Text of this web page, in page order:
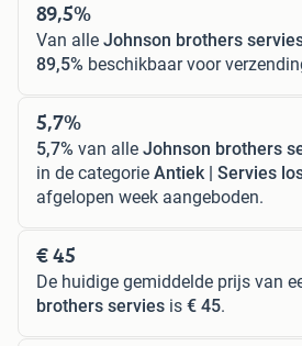
89,5%
Van alle Johnson brothers
89,5% beschikbaar voor
5,7%
5,7% van alle Johnson brothers
in de categorie Antiek | Servies
afgelopen week aangeboden.
€ 45
De huidige gemiddelde prijs van
brothers servies is € 45.